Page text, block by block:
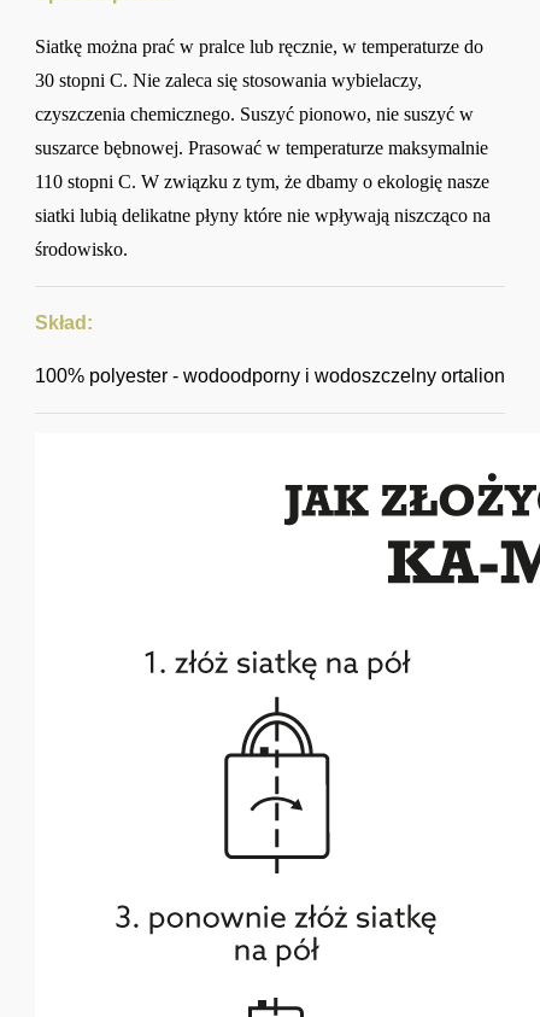
Siatkę można prać w pralce lub ręcznie, w temperaturze do
30 stopni C. Nie zaleca się stosowania wybielaczy,
czyszczenia chemicznego. Suszyć pionowo, nie suszyć w
suszarce bębnowej. Prasować w temperaturze maksymalnie
110 stopni C. W związku z tym, że dbamy o ekologię nasze
siatki lubią delikatne płyny które nie wpływają niszcząco na
środowisko.
Skład:
100% polyester - wodoodporny i wodoszczelny ortalion